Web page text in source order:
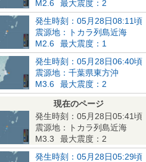
M2.6
最大震度：2
発生時刻：05月28日08:11頃
震源地：トカラ列島近海
M2.6
最大震度：1
発生時刻：05月28日06:40頃
震源地：千葉県東方沖
M3.6
最大震度：2
現在のページ
発生時刻：05月28日05:41頃
震源地：トカラ列島近海
M3.3
最大震度：2
発生時刻：05月28日05:29頃